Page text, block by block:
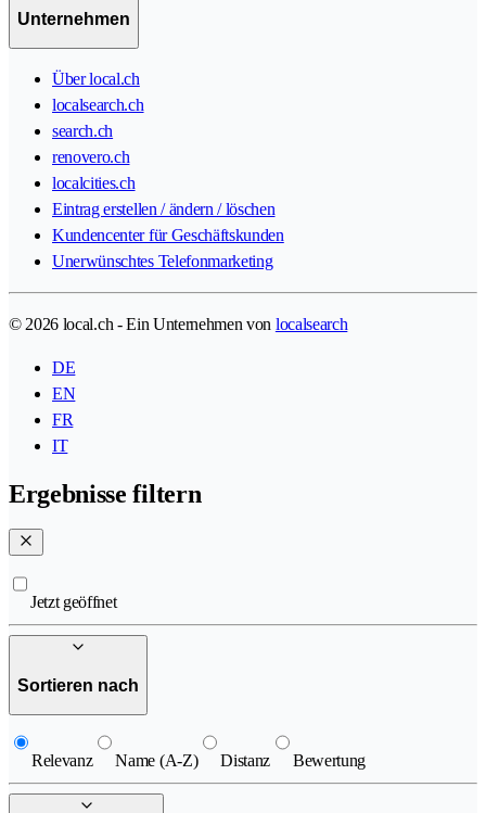
Unternehmen
Über local.ch
localsearch.ch
search.ch
renovero.ch
localcities.ch
Eintrag erstellen / ändern / löschen
Kundencenter für Geschäftskunden
Unerwünschtes Telefonmarketing
© 2026 local.ch - Ein Unternehmen von localsearch
DE
EN
FR
IT
Ergebnisse filtern
Jetzt geöffnet
Sortieren nach
Relevanz Name (A-Z) Distanz Bewertung